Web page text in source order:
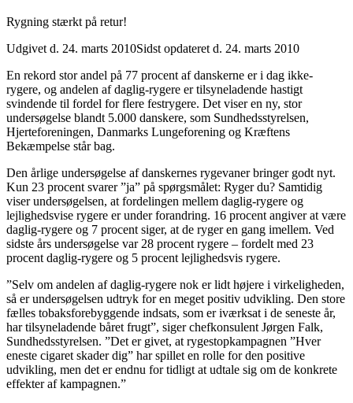
Rygning stærkt på retur!
Udgivet d. 24. marts 2010Sidst opdateret d. 24. marts 2010
En rekord stor andel på 77 procent af danskerne er i dag ikke-
rygere, og andelen af daglig-rygere er tilsyneladende hastigt
svindende til fordel for flere festrygere. Det viser en ny, stor
undersøgelse blandt 5.000 danskere, som Sundhedsstyrelsen,
Hjerteforeningen, Danmarks Lungeforening og Kræftens
Bekæmpelse står bag.
Den årlige undersøgelse af danskernes rygevaner bringer godt nyt.
Kun 23 procent svarer ”ja” på spørgsmålet: Ryger du? Samtidig
viser undersøgelsen, at fordelingen mellem daglig-rygere og
lejlighedsvise rygere er under forandring. 16 procent angiver at være
daglig-rygere og 7 procent siger, at de ryger en gang imellem. Ved
sidste års undersøgelse var 28 procent rygere – fordelt med 23
procent daglig-rygere og 5 procent lejlighedsvis rygere.
”Selv om andelen af daglig-rygere nok er lidt højere i virkeligheden,
så er undersøgelsen udtryk for en meget positiv udvikling. Den store
fælles tobaksforebyggende indsats, som er iværksat i de seneste år,
har tilsyneladende båret frugt”, siger chefkonsulent Jørgen Falk,
Sundhedsstyrelsen. ”Det er givet, at rygestopkampagnen ”Hver
eneste cigaret skader dig” har spillet en rolle for den positive
udvikling, men det er endnu for tidligt at udtale sig om de konkrete
effekter af kampagnen.”